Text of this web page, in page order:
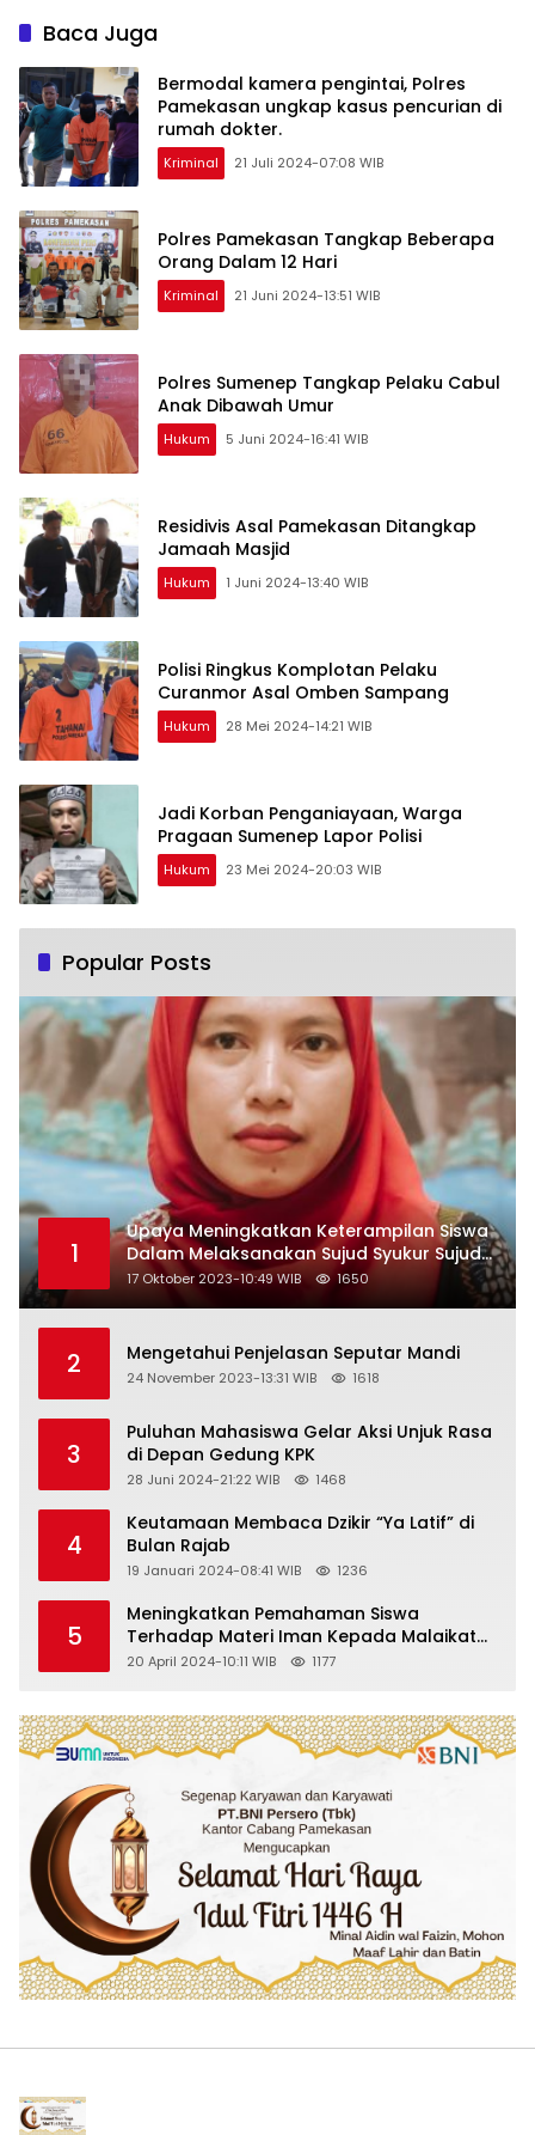
Baca Juga
Bermodal kamera pengintai, Polres
Pamekasan ungkap kasus pencurian di
rumah dokter.
Kriminal 21 Juli 2024-07:08 WIB
Polres Pamekasan Tangkap Beberapa
Orang Dalam 12 Hari
Kriminal 21 Juni 2024-13:51 WIB
Polres Sumenep Tangkap Pelaku Cabul
Anak Dibawah Umur
Hukum 5 Juni 2024-16:41 WIB
Residivis Asal Pamekasan Ditangkap
Jamaah Masjid
Hukum 1 Juni 2024-13:40 WIB
Polisi Ringkus Komplotan Pelaku
Curanmor Asal Omben Sampang
Hukum 28 Mei 2024-14:21 WIB
Jadi Korban Penganiayaan, Warga
Pragaan Sumenep Lapor Polisi
Hukum 23 Mei 2024-20:03 WIB
Popular Posts
1
Upaya Meningkatkan Keterampilan Siswa
Dalam Melaksanakan Sujud Syukur Sujud
Sahwi dan Sujud Tilawah Dengan
Menggunakan Model Pembelajaran
Nujum Sampang
17 Oktober 2023-10:49 WIB 1650
2 Mengetahui Penjelasan Seputar Mandi
24 November 2023-13:31 WIB 1618
3
Puluhan Mahasiswa Gelar Aksi Unjuk Rasa
di Depan Gedung KPK
28 Juni 2024-21:22 WIB 1468
4
Keutamaan Membaca Dzikir “Ya Latif” di
Bulan Rajab
19 Januari 2024-08:41 WIB 1236
5
Meningkatkan Pemahaman Siswa
Terhadap Materi Iman Kepada Malaikat
Allah Melalui Metode Pembelajaran
20 April 2024-10:11 WIB 1177